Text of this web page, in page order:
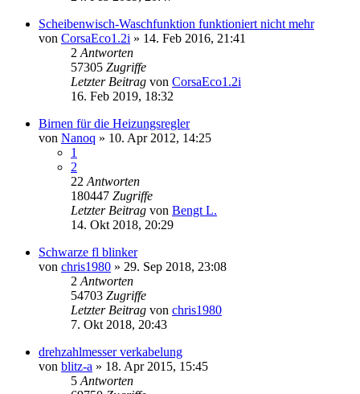
Scheibenwisch-Waschfunktion funktioniert nicht mehr
von CorsaEco1.2i » 14. Feb 2016, 21:41
2 Antworten
57305 Zugriffe
Letzter Beitrag von CorsaEco1.2i
16. Feb 2019, 18:32
Birnen für die Heizungsregler
von Nanoq » 10. Apr 2012, 14:25
1
2
22 Antworten
180447 Zugriffe
Letzter Beitrag von Bengt L.
14. Okt 2018, 20:29
Schwarze fl blinker
von chris1980 » 29. Sep 2018, 23:08
2 Antworten
54703 Zugriffe
Letzter Beitrag von chris1980
7. Okt 2018, 20:43
drehzahlmesser verkabelung
von blitz-a » 18. Apr 2015, 15:45
5 Antworten